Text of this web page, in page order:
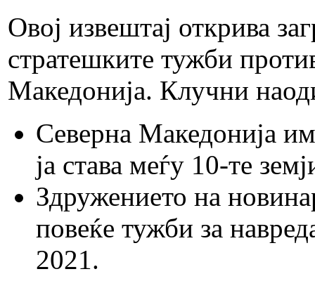
Овој извештај открива
стратешките тужби
Македонија. Клучни
Северна Македонија
ја става меѓу 10-те
Здружението на
повеќе тужби за
2021.